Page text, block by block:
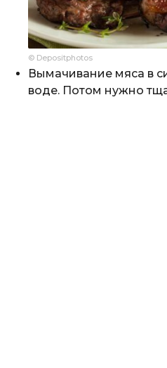
© Depositphotos
Вымачивание мяса в
воде. Потом нужно